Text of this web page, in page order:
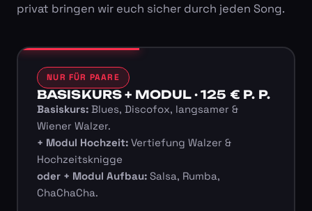
privat bringen wir euch sicher durch jeden Song.
NUR FÜR PAARE
BASISKURS + MODUL · 125 € P. P.
Basiskurs:Blues, Discofox, langsamer &
Wiener Walzer.
+ Modul Hochzeit:Vertiefung Walzer &
Hochzeitsknigge
oder + Modul Aufbau:Salsa, Rumba,
ChaChaCha.